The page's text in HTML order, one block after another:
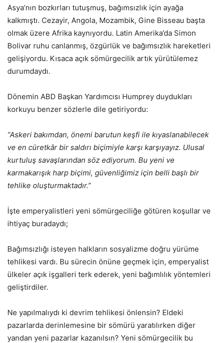
Asya’nın bozkırları tutuşmuş, bağımsızlık için ayağa
kalkmıştı. Cezayir, Angola, Mozambik, Gine Bisseau başta
olmak üzere Afrika kaynıyordu. Latin Amerika’da Simon
Bolivar ruhu canlanmış, özgürlük ve bağımsızlık hareketleri
gelişiyordu. Kısaca açık sömürgecilik artık yürütülemez
durumdaydı.
Dönemin ABD Başkan Yardımcısı Humprey duydukları
korkuyu benzer sözlerle dile getiriyordu:
“Askeri bakımdan, önemi barutun keşfi ile kıyaslanabilecek
ve en cüretkâr bir saldırı biçimiyle karşı karşıyayız. Ulusal
kurtuluş savaşlarından söz ediyorum. Bu yeni ve
karmakarışık harp biçimi, güvenliğimiz için belli başlı bir
tehlike oluşturmaktadır.”
İşte emperyalistleri yeni sömürgeciliğe götüren koşullar ve
ihtiyaç buradaydı;
Bağımsızlığı isteyen halkların sosyalizme doğru yürüme
tehlikesi vardı. Bu sürecin önüne geçmek için, emperyalist
ülkeler açık işgalleri terk ederek, yeni bağımlılık yöntemleri
geliştirdiler.
Ne yapılmalıydı ki devrim tehlikesi önlensin? Eldeki
pazarlarda derinlemesine bir sömürü yaratılırken diğer
yandan yeni pazarlar kazanılsın? Yeni sömürgecilik bu